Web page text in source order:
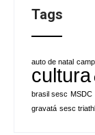
Tags
auto de natal
cultura
brasil sesc MSDC
gravatá sesc